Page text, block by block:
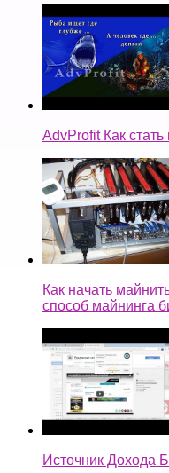
AdvProfit Как
Как начать
способ майнинга
Источник Дохода